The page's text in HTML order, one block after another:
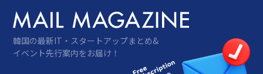
を検討し、同意の「建築」そのものを問い直
す必要性を論じる。
韓国の最新IT・スタートアップまとめ&
イベント先行案内をお届け！